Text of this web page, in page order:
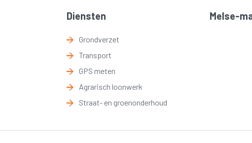
Diensten
Grondverzet
Transport
GPS meten
Agrarisch loonwerk
Straat- en groenonderhoud
Melse-